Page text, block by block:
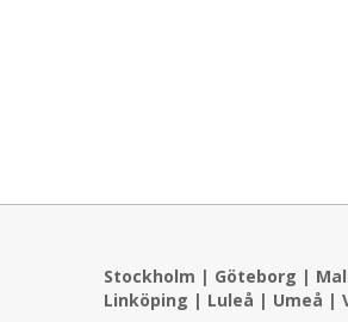
Stockholm | Göteborg |
Linköping | Luleå | Umeå |